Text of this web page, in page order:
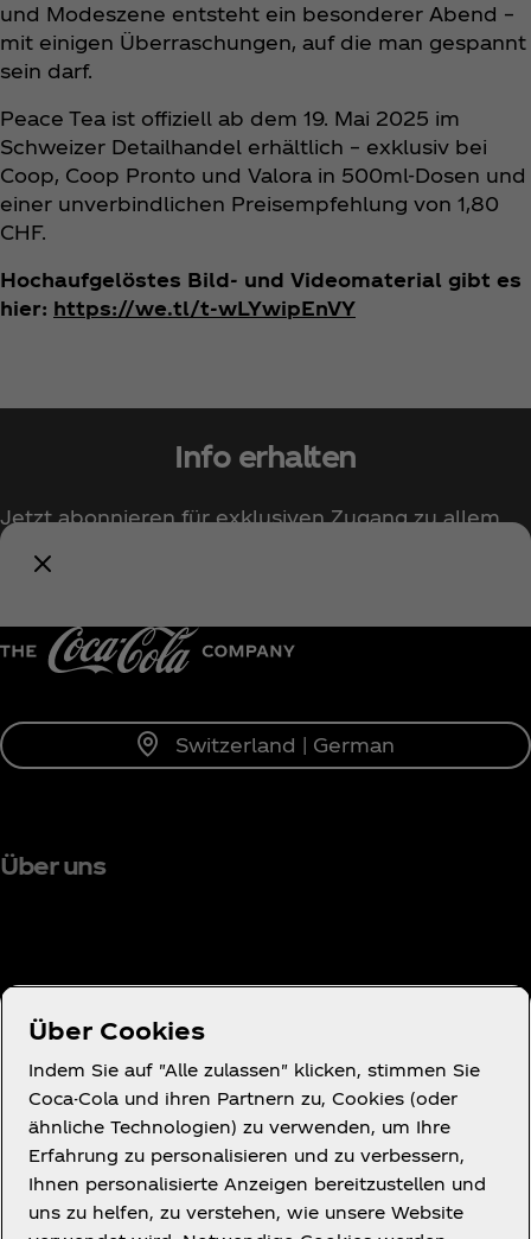
und Modeszene entsteht ein besonderer Abend –
mit einigen Überraschungen, auf die man gespannt
sein darf.
Peace Tea ist offiziell ab dem 19. Mai 2025 im
Schweizer Detailhandel erhältlich – exklusiv bei
Coop, Coop Pronto und Valora in 500ml-Dosen und
einer unverbindlichen Preisempfehlung von 1,80
CHF.
Hochaufgelöstes Bild- und Videomaterial gibt es
hier: https://we.tl/t-wLYwipEnVY
Info erhalten
Jetzt abonnieren für exklusiven Zugang zu allem
rund um Coca‑Cola!
Switzerland | German
Über uns
Brauchst du Hilfe?
Nutzungsbedingungen
Datenschutzerklärung für Verbraucher
Cookie-Hinweis
Über Cookies
Indem Sie auf "Alle zulassen" klicken, stimmen Sie
Coca-Cola und ihren Partnern zu, Cookies (oder
ähnliche Technologien) zu verwenden, um Ihre
Erfahrung zu personalisieren und zu verbessern,
Ihnen personalisierte Anzeigen bereitzustellen und
uns zu helfen, zu verstehen, wie unsere Website